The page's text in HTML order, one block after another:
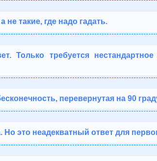
такие, где надо гадать.
Только требуется
перевернутая на 90
это неадекватный ответ для